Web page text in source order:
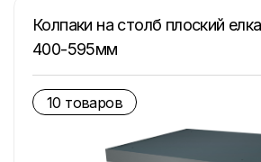
Колпаки на столб плоский
400-595мм
10 товаров